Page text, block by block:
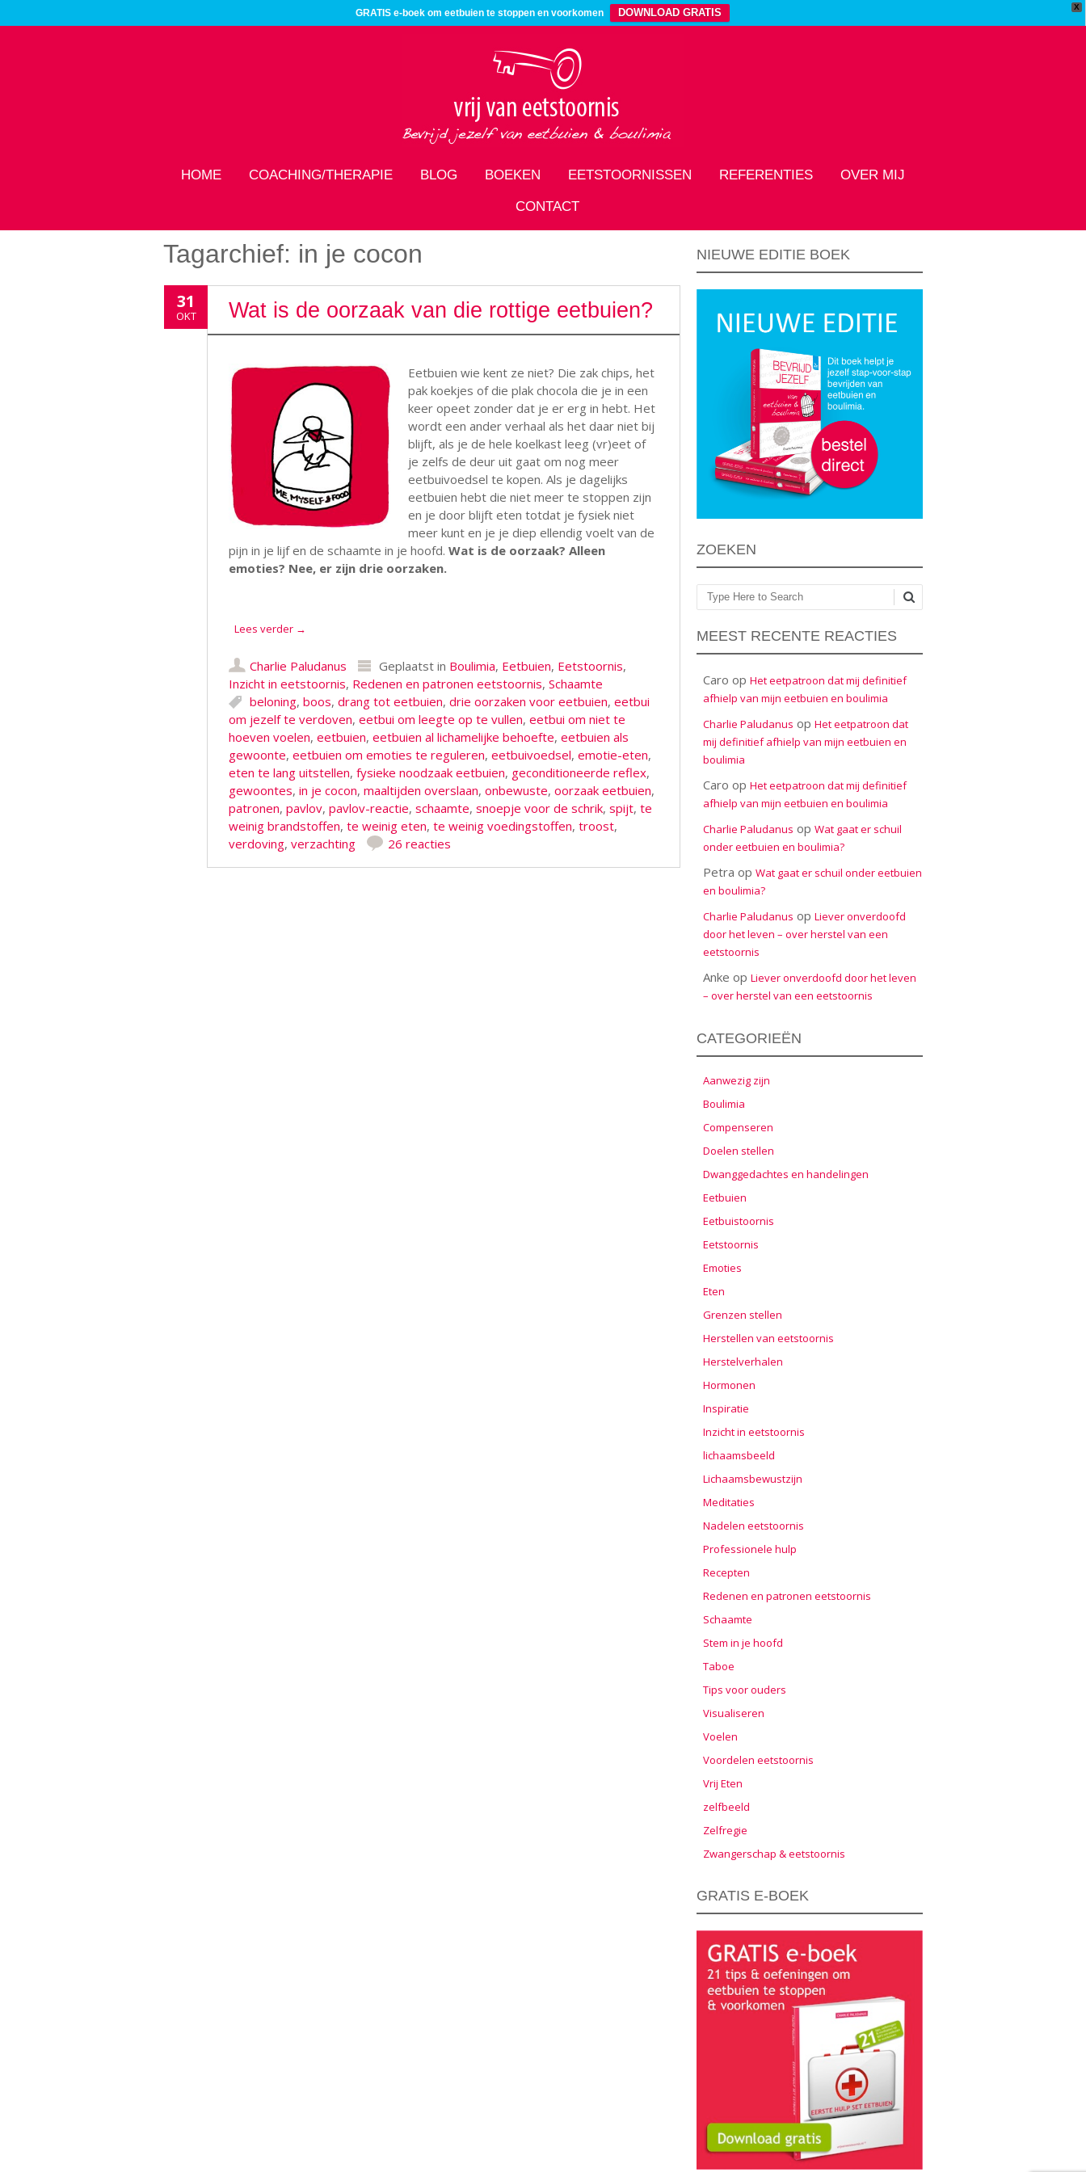
X
GRATIS e-boek om eetbuien te stoppen en voorkomen DOWNLOAD GRATIS
HOME COACHING/THERAPIE BLOG BOEKEN EETSTOORNISSEN REFERENTIES OVER MIJ
CONTACT
Tagarchief: in je cocon
31
OKT Wat is de oorzaak van die rottige eetbuien?
Eetbuien wie kent ze niet? Die zak chips, het
pak koekjes of die plak chocola die je in een
keer opeet zonder dat je er erg in hebt. Het
wordt een ander verhaal als het daar niet bij
blijft, als je de hele koelkast leeg (vr)eet of
je zelfs de deur uit gaat om nog meer
eetbuivoedsel te kopen. Als je dagelijks
eetbuien hebt die niet meer te stoppen zijn
en je door blijft eten totdat je fysiek niet
meer kunt en je je diep ellendig voelt van de
pijn in je lijf en de schaamte in je hoofd. Wat is de oorzaak? Alleen
emoties? Nee, er zijn drie oorzaken.
Lees verder →
Charlie Paludanus Geplaatst in Boulimia, Eetbuien, Eetstoornis,
Inzicht in eetstoornis, Redenen en patronen eetstoornis, Schaamte
beloning, boos, drang tot eetbuien, drie oorzaken voor eetbuien, eetbui
om jezelf te verdoven, eetbui om leegte op te vullen, eetbui om niet te
hoeven voelen, eetbuien, eetbuien al lichamelijke behoefte, eetbuien als
gewoonte, eetbuien om emoties te reguleren, eetbuivoedsel, emotie-eten,
eten te lang uitstellen, fysieke noodzaak eetbuien, geconditioneerde reflex,
gewoontes, in je cocon, maaltijden overslaan, onbewuste, oorzaak eetbuien,
patronen, pavlov, pavlov-reactie, schaamte, snoepje voor de schrik, spijt, te
weinig brandstoffen, te weinig eten, te weinig voedingstoffen, troost,
verdoving, verzachting 26 reacties
NIEUWE EDITIE BOEK
ZOEKEN
Zoeken
MEEST RECENTE REACTIES
Caro op Het eetpatroon dat mij definitief
afhielp van mijn eetbuien en boulimia
Charlie Paludanus op Het eetpatroon dat
mij definitief afhielp van mijn eetbuien en
boulimia
Caro op Het eetpatroon dat mij definitief
afhielp van mijn eetbuien en boulimia
Charlie Paludanus op Wat gaat er schuil
onder eetbuien en boulimia?
Petra op Wat gaat er schuil onder eetbuien
en boulimia?
Charlie Paludanus op Liever onverdoofd
door het leven – over herstel van een
eetstoornis
Anke op Liever onverdoofd door het leven
– over herstel van een eetstoornis
CATEGORIEËN
Aanwezig zijn
Boulimia
Compenseren
Doelen stellen
Dwanggedachtes en handelingen
Eetbuien
Eetbuistoornis
Eetstoornis
Emoties
Eten
Grenzen stellen
Herstellen van eetstoornis
Herstelverhalen
Hormonen
Inspiratie
Inzicht in eetstoornis
lichaamsbeeld
Lichaamsbewustzijn
Meditaties
Nadelen eetstoornis
Professionele hulp
Recepten
Redenen en patronen eetstoornis
Schaamte
Stem in je hoofd
Taboe
Tips voor ouders
Visualiseren
Voelen
Voordelen eetstoornis
Vrij Eten
zelfbeeld
Zelfregie
Zwangerschap & eetstoornis
GRATIS E-BOEK